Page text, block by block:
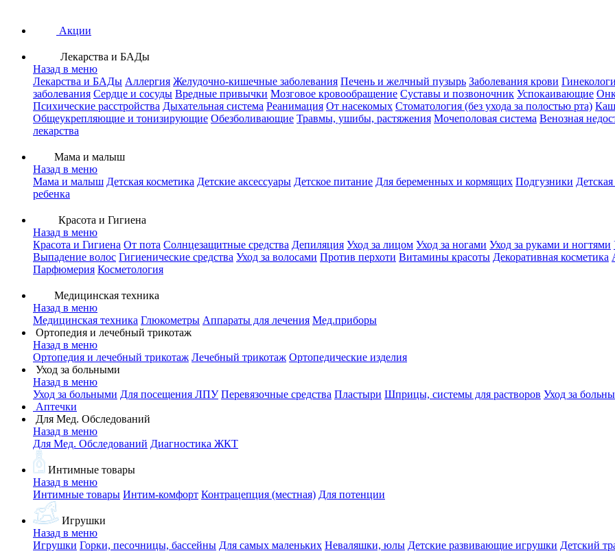
Акции
Лекарства и БАДы
Назад в меню
Лекарства и БАДы Аллергия Желудочно-кишечные заболевания Печень и желчный пузырь Заболевания крови
заболевания Сердце и сосуды Вредные привычки Мозговое кровообращение Суставы и позвоночник Успокаивающие
Психические расстройства Дыхательная система Реанимация От насекомых Стоматология (без ухода за полостью рта)
Общеукрепляющие и тонизирующие Обезболивающие Травмы, ушибы, растяжения Мочеполовая система Венозная
лекарства
Мама и малыш
Назад в меню
Мама и малыш Детская косметика Детские аксессуары Детское питание Для беременных и кормящих Подгузники
ребенка
Красота и Гигиена
Назад в меню
Красота и Гигиена От пота Солнцезащитные средства Депиляция Уход за лицом Уход за ногами Уход за руками и ногтями
Выпадение волос Гигиенические средства Уход за волосами Против перхоти Витамины красоты Декоративная косметика
Парфюмерия Косметология
Медицинская техника
Назад в меню
Медицинская техника Глюкометры Аппараты для лечения Мед.приборы
Ортопедия и лечебный трикотаж
Назад в меню
Ортопедия и лечебный трикотаж Лечебный трикотаж Ортопедические изделия
Уход за больными
Назад в меню
Уход за больными Для посещения ЛПУ Перевязочные средства Пластыри Шприцы, системы для растворов Уход за
Аптечки
Для Мед. Обследований
Назад в меню
Для Мед. Обследований Диагностика ЖКТ
Интимные товары
Назад в меню
Интимные товары Интим-комфорт Контрацепция (местная) Для потенции
Игрушки
Назад в меню
Игрушки Горки, песочницы, бассейны Для самых маленьких Неваляшки, юлы Детские развивающие игрушки Детский